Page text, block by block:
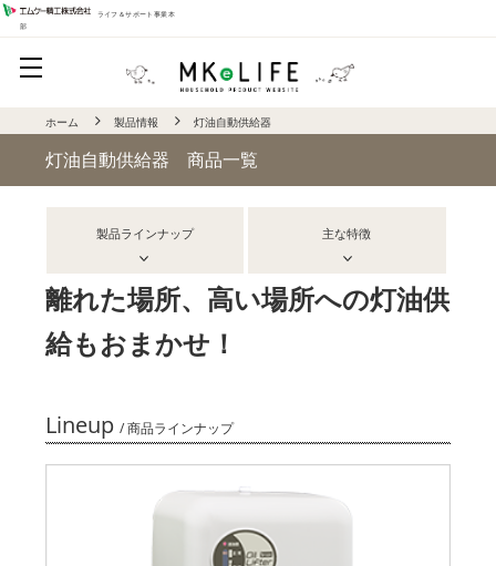
ライフ＆サポート事業本
部
ホーム 製品情報 灯油自動供給器
灯油自動供給器 商品一覧
製品ラインナップ 主な特徴
離れた場所、高い場所への灯油供
給もおまかせ！
Lineup/ 商品ラインナップ